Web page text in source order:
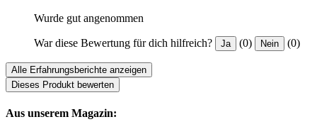
Wurde gut angenommen
War diese Bewertung für dich hilfreich? Ja (0) Nein (0)
Alle Erfahrungsberichte anzeigen
Dieses Produkt bewerten
Aus unserem Magazin: